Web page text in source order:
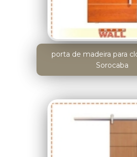
porta de madeira para
Sorocaba